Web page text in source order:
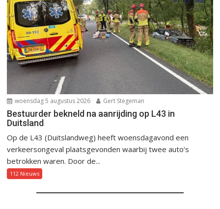
woensdag 5 augustus 2026 Gert Stegeman
Bestuurder bekneld na aanrijding op L43 in
Duitsland
Op de L43 (Duitslandweg) heeft woensdagavond een
verkeersongeval plaatsgevonden waarbij twee auto’s
betrokken waren. Door de...
112 Nieuws